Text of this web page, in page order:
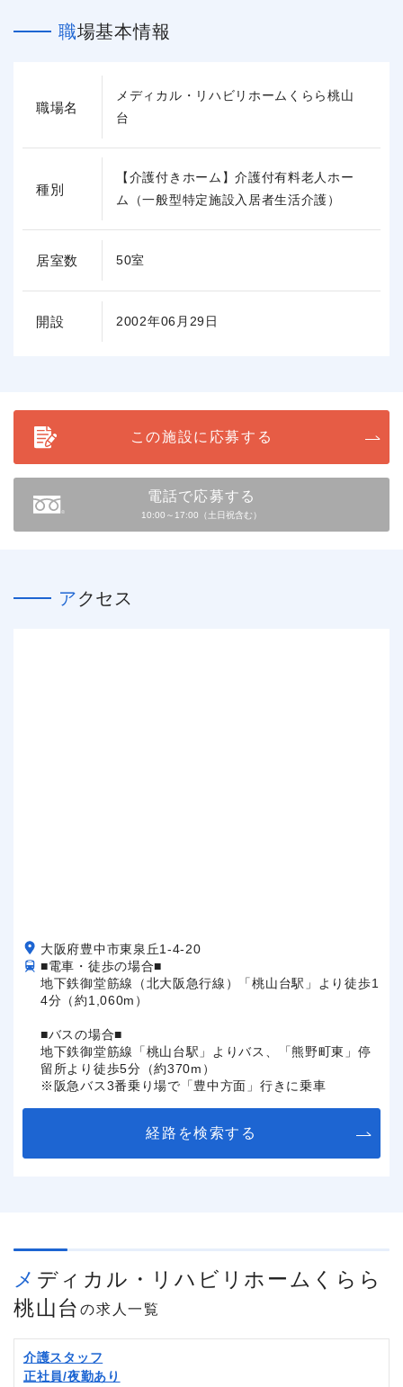
職場基本情報
職場名
メディカル・リハビリホームくらら桃山
台
種別
【介護付きホーム】介護付有料老人ホー
ム（一般型特定施設入居者生活介護）
居室数 50室
開設 2002年06月29日
この施設に応募する
電話で応募する
10:00～17:00（土日祝含む）
アクセス
大阪府豊中市東泉丘1-4-20
■電車・徒歩の場合■
地下鉄御堂筋線（北大阪急行線）「桃山台駅」より徒歩1
4分（約1,060m）
■バスの場合■
地下鉄御堂筋線「桃山台駅」よりバス、「熊野町東」停
留所より徒歩5分（約370m）
※阪急バス3番乗り場で「豊中方面」行きに乗車
経路を検索する
メディカル・リハビリホームくらら
桃山台の求人一覧
介護スタッフ
正社員/夜勤あり